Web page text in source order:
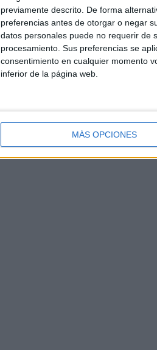
previamente descrito. De forma
preferencias antes de otorgar o negar
datos personales puede no requerir de
procesamiento. Sus preferencias se
consentimiento en cualquier momento
inferior de la página web.
MÁS OPCIONES